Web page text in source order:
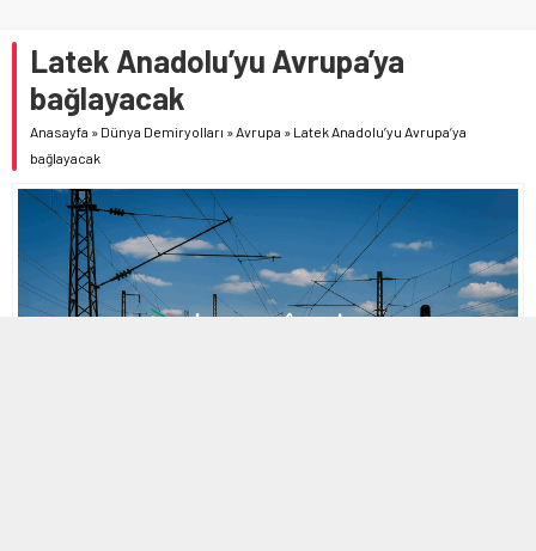
Latek Anadolu’yu Avrupa’ya
bağlayacak
Anasayfa » Dünya Demiryolları » Avrupa » Latek Anadolu’yu Avrupa’ya
bağlayacak